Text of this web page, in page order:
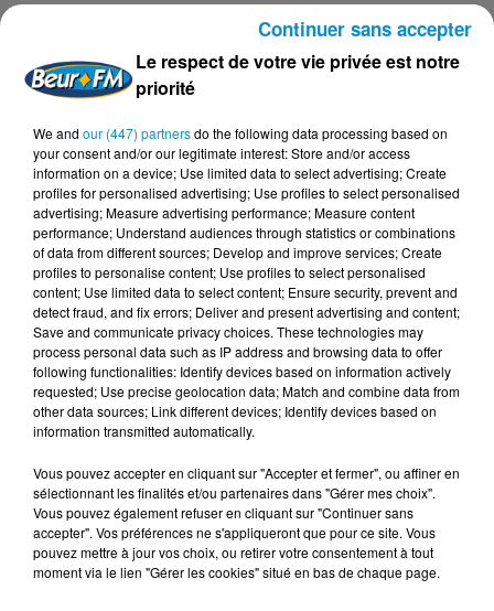
FIL D'ACTUS
5 août 2026
Visas français : l’Algérie décroche, le
Maroc et la Tunisie...
4 août 2026
152 Palestiniens tués en juillet, le bilan
mensuel le plus lourd de...
Mort de Cheikh F., l’enquête fragilise la
version policière !
Le respect de votre vie privée est notre
priorité
We and our (447) partnersdo the following data processing based on
your consent and/or our legitimate interest: Store and/or access
information on a device; Use limited data to select advertising; Create
profiles for personalised advertising; Use profiles to select personalised
advertising; Measure advertising performance; Measure content
performance; Understand audiences through statistics or combinations
of data from different sources; Develop and improve services; Create
profiles to personalise content; Use profiles to select personalised
content; Use limited data to select content; Ensure security, prevent and
detect fraud, and fix errors; Deliver and present advertising and content;
Save and communicate privacy choices. These technologies may
process personal data such as IP address and browsing data to offer
following functionalities: Identify devices based on information actively
requested; Use precise geolocation data; Match and combine data from
other data sources; Link different devices; Identify devices based on
information transmitted automatically.
Vous pouvez accepter en cliquant sur "Accepter et fermer", ou affiner en
sélectionnant les finalités et/ou partenaires dans "Gérer mes choix".
Vous pouvez également refuser en cliquant sur "Continuer sans
accepter". Vos préférences ne s'appliqueront que pour ce site. Vous
pouvez mettre à jour vos choix, ou retirer votre consentement à tout
moment via le lien "Gérer les cookies" situé en bas de chaque page.
Continuer sans accepter